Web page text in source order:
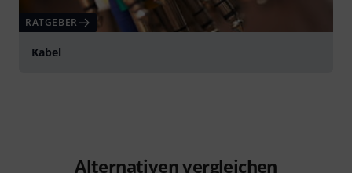
RATGEBER
Kabel
Alternativen vergleichen